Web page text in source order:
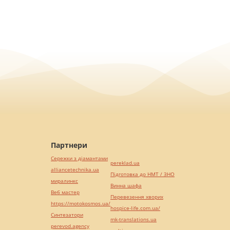
Партнери
Сережки з діамантами
alliancetechnika.ua
миралинкс
Веб мастер
https://motokosmos.ua/
Синтезатори
perevod.agency
pereklad.ua
Підготовка до НМТ / ЗНО
Винна шафа
Перевезення хворих
hospice-life.com.ua/
mk-translations.ua